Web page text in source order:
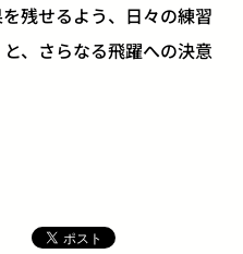
残せるよう、日々の練習
、さらなる飛躍への決意